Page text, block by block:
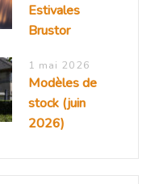
Estivales
Brustor
1 mai 2026
Modèles de
stock (juin
2026)